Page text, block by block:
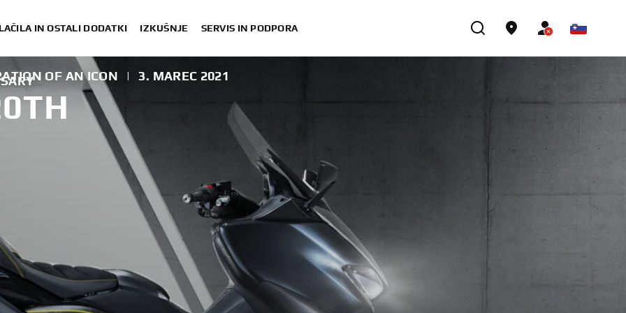
IN OSTALI DODATKI IZKUŠNJE SERVIS IN PODPORA
OF AN ICON | 3. MAREC 2021